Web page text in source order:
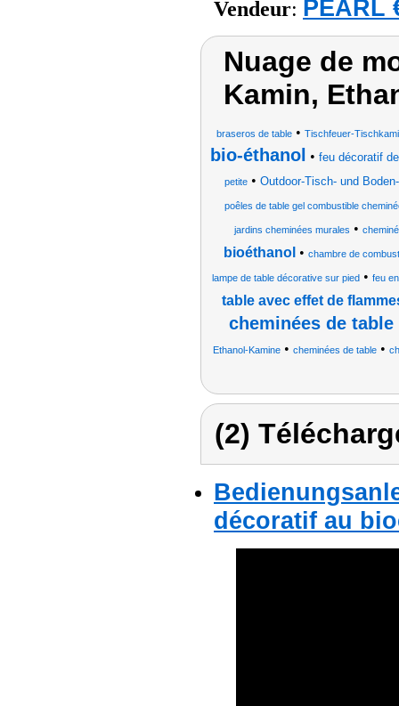
Vendeur: PEARL
Nuage de
Kamin,
braseros de table • Tischfeuer-
bio-éthanol • feu décoratif
petite• Outdoor-Tisch- und
poêles de table gel combustible
jardins cheminées murales •
bioéthanol • chambre de
lampe de table décorative sur pied• feu
table avec effet de
cheminées de
Ethanol-Kamine• cheminées de table•
(2)
décoratif au